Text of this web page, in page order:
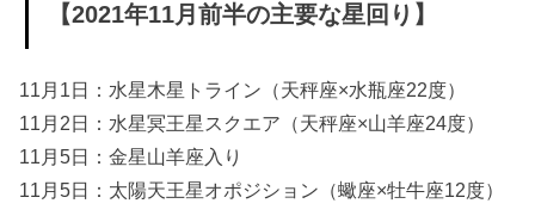
» 【2021
前半の
主要な
星回
り】
【2021年11月前半の主要な星回り】
11月1日：水星木星トライン（天秤座×水瓶座22度）
11月2日：水星冥王星スクエア（天秤座×山羊座24度）
11月5日：金星山羊座入り
11月5日：太陽天王星オポジション（蠍座×牡牛座12度）